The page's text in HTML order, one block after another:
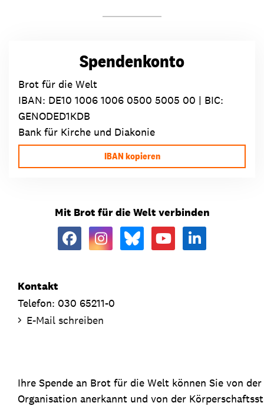
Spendenkonto
Brot für die Welt
IBAN: DE10 1006 1006 0500 5005 00 | BIC:
GENODED1KDB
Bank für Kirche und Diakonie
IBAN kopieren
Mit Brot für die Welt verbinden
Kontakt
Telefon: 030 65211-0
E-Mail schreiben
Ihre Spende an Brot für die Welt können Sie von
Organisation anerkannt und von der